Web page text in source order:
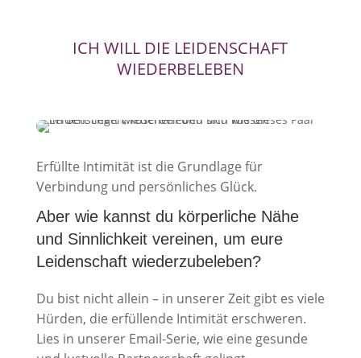
ICH WILL DIE LEIDENSCHAFT
WIEDERBELEBEN
Erfüllte Intimität ist die Grundlage für
Verbindung und persönliches Glück.
Aber wie kannst du körperliche Nähe
und Sinnlichkeit vereinen, um eure
Leidenschaft wiederzubeleben?
Du bist nicht allein – in unserer Zeit gibt es viele
Hürden, die erfüllende Intimität erschweren.
Lies in unserer Email-Serie, wie eine gesunde